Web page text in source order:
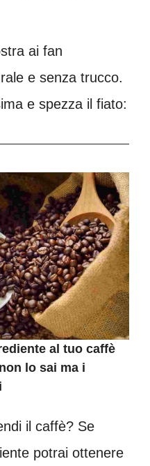
ai fan
e senza trucco.
e spezza il fiato:
al tuo caffè
lo sai ma i
il caffè? Se
potrai ottenere